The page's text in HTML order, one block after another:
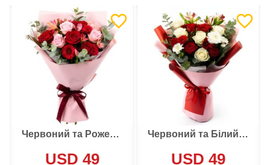
Червоний та Рожевий Букет
USD 49
Червоний та Білий букет
USD 49